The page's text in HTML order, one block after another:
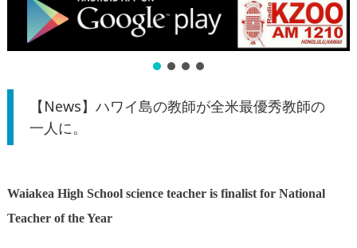
【News】ハワイ島の教師が全米最優秀教師の
一人に。
Waiakea High School science teacher is finalist for National
Teacher of the Year